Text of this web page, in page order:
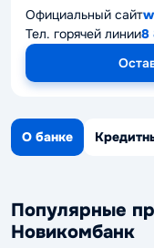
Официальный сайт
Тел. горячей линии8
О банке
Популярные
Новикомбанк